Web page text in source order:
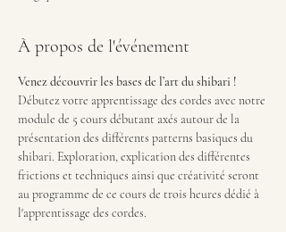
À propos de l'événement
Venez découvrir les bases de l’art du shibari !
Débutez votre apprentissage des cordes avec notre
module de 5 cours débutant axés autour de la
présentation des différents patterns basiques du
shibari. Exploration, explication des différentes
frictions et techniques ainsi que créativité seront
au programme de ce cours de trois heures dédié à
l'apprentissage des cordes.